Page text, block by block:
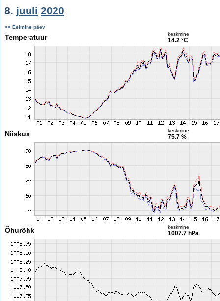
8. juuli 2020
<< Eelmine päev
Temperatuur keskmine
14.2 °C
Niiskus keskmine
75.7 %
Õhurõhk keskmine
1007.7 hPa